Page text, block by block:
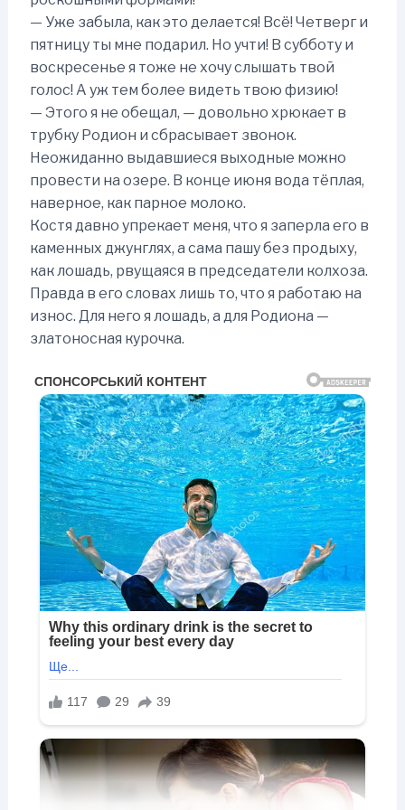
— Уже забыла, как это делается! Всё! Четверг и
пятницу ты мне подарил. Но учти! В субботу и
воскресенье я тоже не хочу слышать твой
голос! А уж тем более видеть твою физию!
— Этого я не обещал, — довольно хрюкает в
трубку Родион и сбрасывает звонок.
Неожиданно выдавшиеся выходные можно
провести на озере. В конце июня вода тёплая,
наверное, как парное молоко.
Костя давно упрекает меня, что я заперла его в
каменных джунглях, а сама пашу без продыху,
как лошадь, рвущаяся в председатели колхоза.
Правда в его словах лишь то, что я работаю на
износ. Для него я лошадь, а для Родиона —
златоносная курочка.